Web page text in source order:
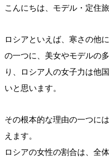
こんにちは、モデル・定住旅
ロシアといえば、寒さの他
の一つに、美女やモデルの
り、ロシア人の女子力は他
いと思います。
その根本的な理由の一つに
えます。
ロシアの女性の割合は、全